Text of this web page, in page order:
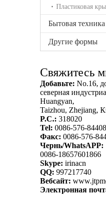
Пластиковая
Бытовая техника
Другие формы
Свяжитесь
Добавьте: No.16,
северная
Huangyan,
Taizhou, Zhejiang,
P.C.: 318020
Tel: 0086-576-
Факс: 0086-576-
Чернь/WhatsAPP:
0086-18657601866
Skype: irinacn
QQ: 997217740
Вебсайт:
Электронная